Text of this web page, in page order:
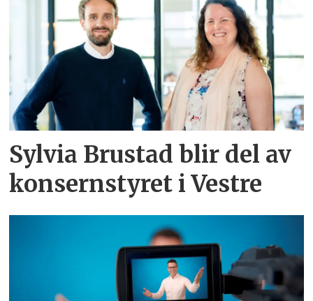
Sylvia Brustad blir del av
konsernstyret i Vestre